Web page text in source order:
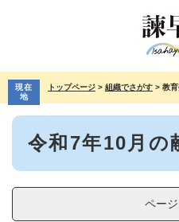
先
で
す。
を
ば
現在
地
トップページ > 組織でさがす > 教
本
令和7年10月の
ペー